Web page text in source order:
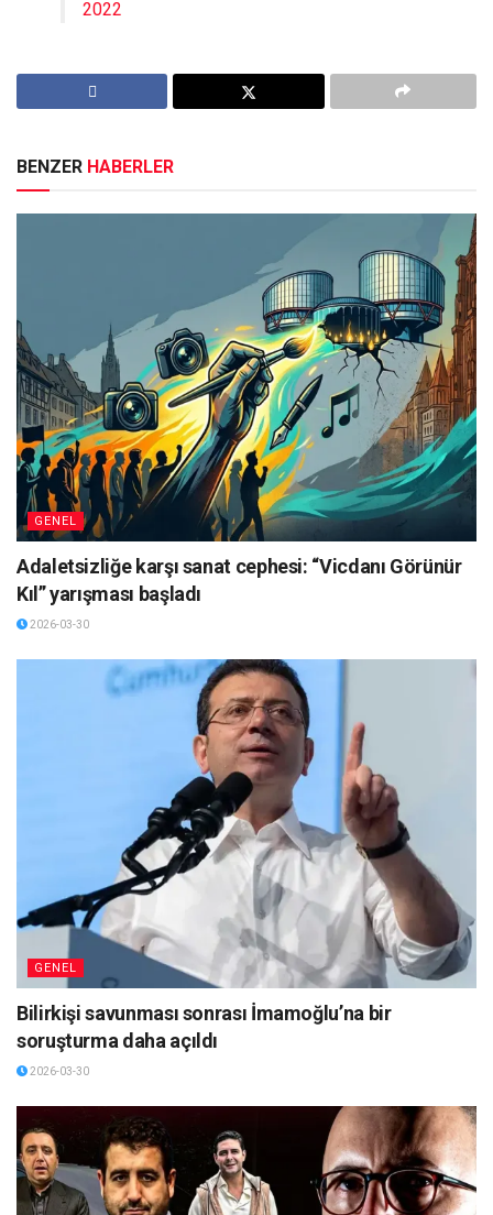
2022
BENZER HABERLER
GENEL
Adaletsizliğe karşı sanat cephesi: “Vicdanı Görünür
Kıl” yarışması başladı
2026-03-30
GENEL
Bilirkişi savunması sonrası İmamoğlu’na bir
soruşturma daha açıldı
2026-03-30